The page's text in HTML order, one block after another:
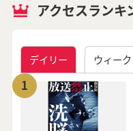
アクセスランキ
デイリー ウィー
1